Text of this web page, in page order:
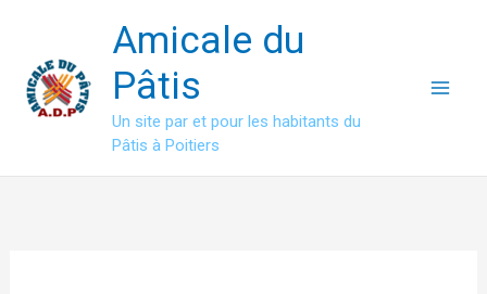
contenu
Amicale du
Pâtis
Un site par et pour les habitants du
Pâtis à Poitiers